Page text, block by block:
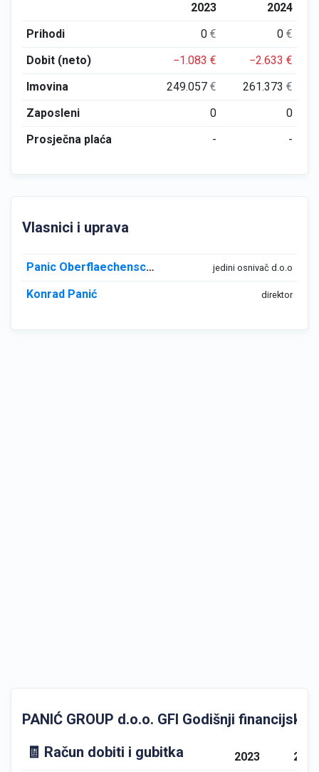
2023
2024
Prihodi
0€ 0€
Dobit (neto)
−1.083€ −2.633€
Imovina
249.057€ 261.373€
Zaposleni
0
0
Prosječna plaća
- -
Vlasnici i uprava
Panic Oberflaechenschutz GmbH jedini osnivač d.o.o
Konrad Panić direktor
PANIĆ GROUP d.o.o. GFI Godišnji financijski
🧾 Račun dobiti i gubitka
2023 2024